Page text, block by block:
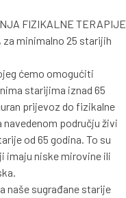
FIZIKALNE TERAPIJE
minimalno 25 starijih
ćemo omogućiti
starijima iznad 65
prijevoz do fizikalne
području živi
od 65 godina. To su
imaju niske mirovine ili
naše sugrađane starije